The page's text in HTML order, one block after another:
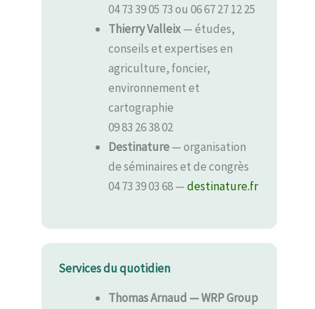
04 73 39 05 73 ou 06 67 27 12 25
Thierry Valleix— études,
conseils et expertises en
agriculture, foncier,
environnement et
cartographie
09 83 26 38 02
Destinature— organisation
de séminaires et de congrès
04 73 39 03 68 —destinature.fr
Services du quotidien
Thomas Arnaud — WRP Group